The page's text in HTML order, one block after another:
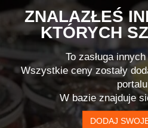
ZNALAZŁEŚ
KTÓRYCH
To zasługa
Wszystkie ceny zostały
W bazie znajduje
DODAJ